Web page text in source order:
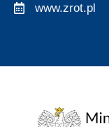
www.zrot.pl